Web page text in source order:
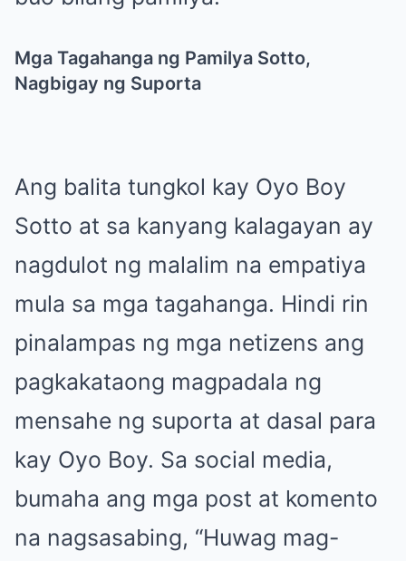
Mga Tagahanga ng Pamilya Sotto,
Nagbigay ng Suporta
Ang balita tungkol kay Oyo Boy
Sotto at sa kanyang kalagayan ay
nagdulot ng malalim na empatiya
mula sa mga tagahanga. Hindi rin
pinalampas ng mga netizens ang
pagkakataong magpadala ng
mensahe ng suporta at dasal para
kay Oyo Boy. Sa social media,
bumaha ang mga post at komento
na nagsasabing, “Huwag mag-